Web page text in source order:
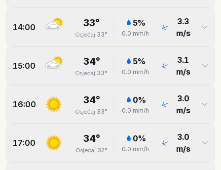
14:00 33°
Osjećaj 33°
5%
0.0 mm/h
3.3
m/s
15:00 34°
Osjećaj 33°
5%
0.0 mm/h
3.1
m/s
16:00 34°
Osjećaj 33°
0%
0.0 mm/h
3.0
m/s
17:00 34°
Osjećaj 32°
0%
0.0 mm/h
3.0
m/s